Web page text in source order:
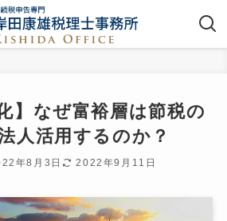
】なぜ富裕層は節税の
人活用するのか？
年8月3日 2022年9月11日